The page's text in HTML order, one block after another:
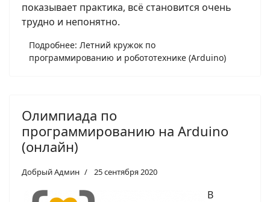
показывает практика, всё становится очень
трудно и непонятно.
Подробнее: Летний кружок по
программированию и робототехнике (Arduino)
Олимпиада по
программированию на Arduino
(онлайн)
Добрый Админ 25 сентября 2020
В